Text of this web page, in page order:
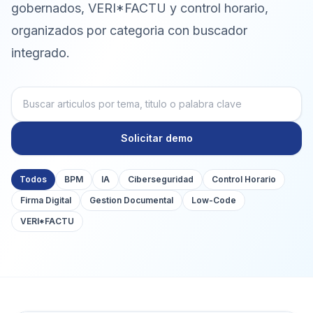
gobernados, VERI*FACTU y control horario,
organizados por categoria con buscador
integrado.
Solicitar demo
Todos BPM IA Ciberseguridad
Control Horario
Firma Digital
Gestion Documental
Low-Code
VERI*FACTU